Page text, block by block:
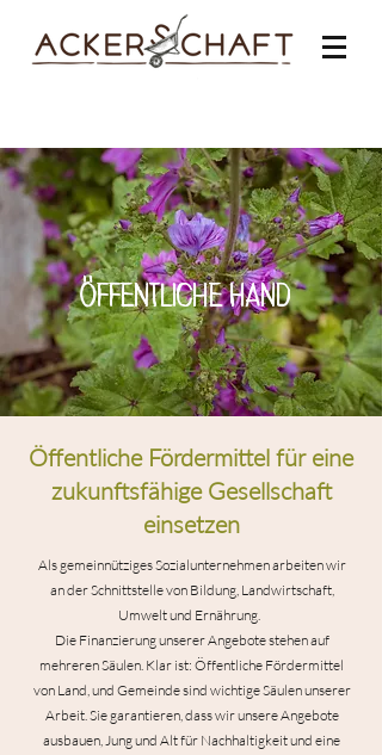
öffentliche Hand
Öffentliche Fördermittel für eine
zukunftsfähige Gesellschaft
einsetzen
Als gemeinnütziges Sozialunternehmen arbeiten wir
an der Schnittstelle von Bildung, Landwirtschaft,
Umwelt und Ernährung.
Die Finanzierung unserer Angebote stehen auf
mehreren Säulen. Klar ist: Öffentliche Fördermittel
von Land, und Gemeinde sind wichtige Säulen unserer
Arbeit. Sie garantieren, dass wir unsere Angebote
ausbauen, Jung und Alt für Nachhaltigkeit und eine